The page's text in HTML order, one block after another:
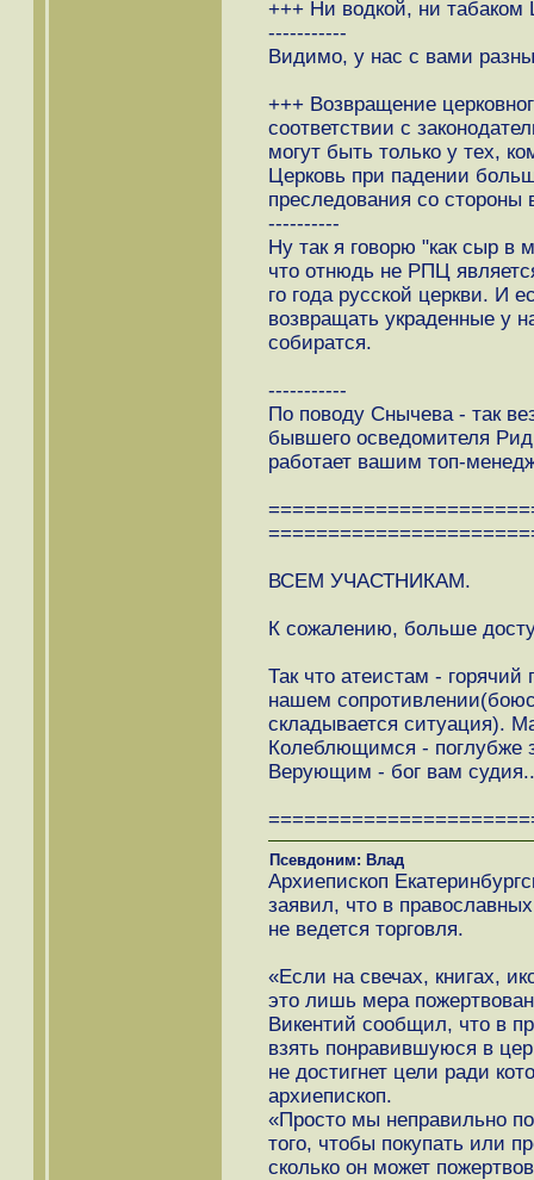
+++ Ни водкой, ни табаком
-----------
Видимо, у нас с вами
+++ Возвращение
соответствии с
могут быть только у тех,
Церковь при падении
преследования со стороны
----------
Ну так я говорю "как сыр в
что отнюдь не РПЦ
го года русской церкви. И
возвращать украденные у
собиратся.
-----------
По поводу Снычева - так
бывшего осведомителя
работает вашим топ-
ВСЕМ УЧАСТНИКАМ.
К сожалению, больше
Так что атеистам -
нашем
складывается ситуация).
Колеблющимся - поглубже
Верующим - бог вам
Псевдоним: Влад
Архиепископ
заявил, что в
не ведется торговля.
«Если на свечах, книгах,
это лишь мера
Викентий сообщил, что в
взять понравившуюся в
не достигнет цели ради
архиепископ.
«Просто мы неправильно
того, чтобы покупать или
сколько он может